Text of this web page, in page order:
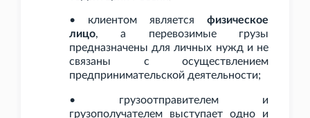
• клиентом является физическое
лицо, а перевозимые грузы
предназначены для личных нужд и не
связаны с осуществлением
предпринимательской деятельности;
• грузоотправителем и
грузополучателем выступает одно и